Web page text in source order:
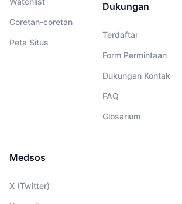
Coretan-coretan
Peta Situs
Dukungan
Terdaftar
Form Permintaan
Dukungan Kontak
FAQ
Glosarium
Medsos
X (Twitter)